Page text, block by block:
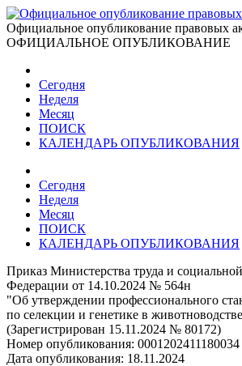
Официальное опубликование правовых
ОФИЦИАЛЬНОЕ ОПУБЛИКОВАНИЕ
Сегодня
Неделя
Месяц
ПОИСК
КАЛЕНДАРЬ ОПУБЛИКОВАНИЯ
Сегодня
Неделя
Месяц
ПОИСК
КАЛЕНДАРЬ ОПУБЛИКОВАНИЯ
Приказ Министерства труда и
Федерации от 14.10.2024 № 564н
"Об утверждении профессионального
по селекции и генетике в
(Зарегистрирован 15.11.2024 № 80172)
Номер опубликования: 0001202411180034
Дата опубликования: 18.11.2024